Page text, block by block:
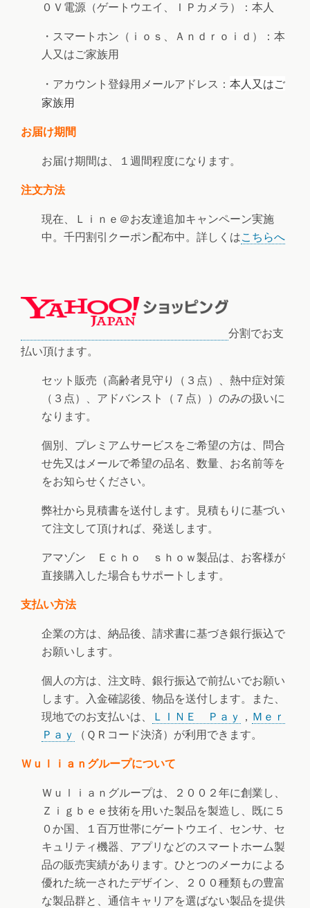
０Ｖ電源（ゲートウエイ、ＩＰカメラ）：本人
・スマートホン（ｉｏｓ、Ａｎｄｒｏｉｄ）：本
人又はご家族用
・アカウント登録用メールアドレス： 本人又はご
家族用
お届け期間
お届け期間は、１週間程度になります。
注文方法
現在、Ｌｉｎｅ＠お友達追加キャンペーン実施
中。千円割引クーポン配布中。詳しくはこちらへ
分割でお支
払い頂けます。
セット販売（高齢者見守り（３点）、熱中症対策
（３点）、アドバンスト（７点））のみの扱いに
なります。
個別、プレミアムサービスをご希望の方は、問合
せ先又はメールで希望の品名、数量、お名前等を
をお知らせください。
弊社から見積書を送付します。見積もりに基づい
て注文して頂ければ、発送します。
アマゾン Ｅｃｈｏ ｓｈｏｗ製品は、お客様が
直接購入した場合もサポートします。
支払い方法
企業の方は、納品後、請求書に基づき銀行振込で
お願いします。
個人の方は、注文時、銀行振込で前払いでお願い
します。入金確認後、物品を送付します。また、
現地でのお支払いは、
ＬＩＮＥ Ｐａｙ ， Ｍｅｒ
Ｐａｙ
（ＱＲコード決済）が利用できます。
Ｗｕｌｉａｎグループについて
Ｗｕｌｉａｎグループは、２００２年に創業し、
Ｚｉｇｂｅｅ技術を用いた製品を製造し、既に５
０か国、１百万世帯にゲートウエイ、センサ、セ
キュリティ機器、アプリなどのスマートホーム製
品の販売実績があります。ひとつのメーカによる
優れた統一されたデザイン、２００種類もの豊富
な製品群と、通信キャリアを選ばない製品を提供